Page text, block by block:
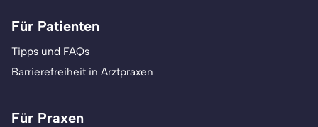
Für Patienten
Tipps und FAQs
Barrierefreiheit in Arztpraxen
Für Praxen